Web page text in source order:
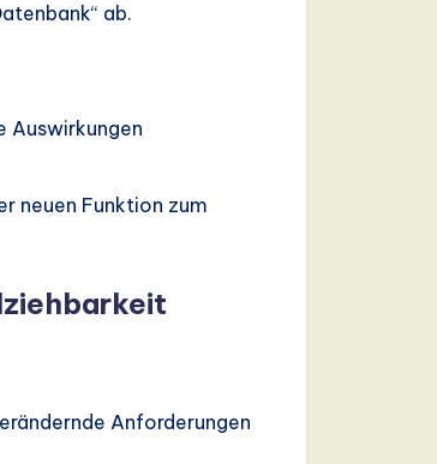
ab.
Auswirkungen
neuen Funktion zum
Anforderungen